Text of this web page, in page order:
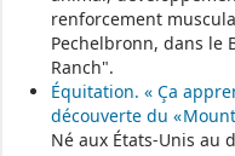
renforcement
Pechelbronn, dans le
Ranch".
Équitation. « Ça
découverte du «
Né aux États-Unis au